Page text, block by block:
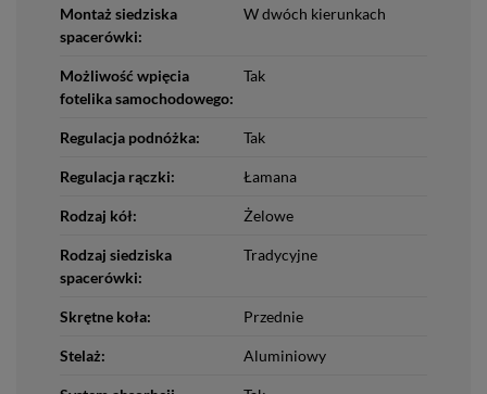
Montaż siedziska
spacerówki:
W dwóch kierunkach
Możliwość wpięcia
fotelika samochodowego:
Tak
Regulacja podnóżka: Tak
Regulacja rączki: Łamana
Rodzaj kół: Żelowe
Rodzaj siedziska
spacerówki:
Tradycyjne
Skrętne koła: Przednie
Stelaż: Aluminiowy